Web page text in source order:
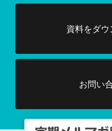
資料をダ
お問い